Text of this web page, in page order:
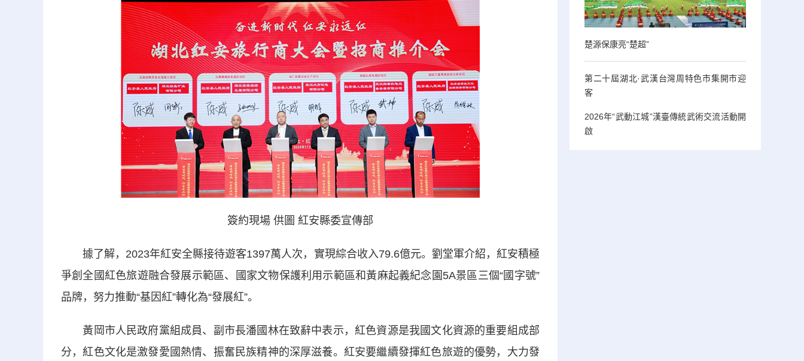
簽約現場 供圖 紅安縣委宣傳部
據了解，2023年紅安全縣接待遊客1397萬人次，實現綜合收入79.6億元。劉堂軍介紹，紅安積極
爭創全國紅色旅遊融合發展示範區、國家文物保護利用示範區和黃麻起義紀念園5A景區三個“國字號”
品牌，努力推動“基因紅”轉化為“發展紅”。
黃岡市人民政府黨組成員、副市長潘國林在致辭中表示，紅色資源是我國文化資源的重要組成部
分，紅色文化是激發愛國熱情、振奮民族精神的深厚滋養。紅安要繼續發揮紅色旅遊的優勢，大力發
楚源保康亮“楚超”
第二十屆湖北·武漢台灣周特色市集開市迎
客
2026年“武動江城”漢臺傳統武術交流活動開
啟